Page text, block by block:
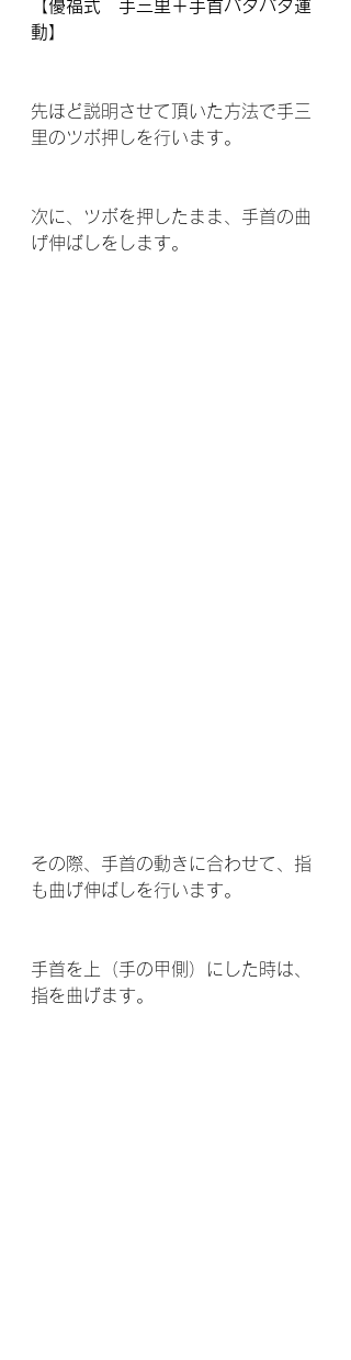
【優福式　手三里＋手首パタパタ運
動】
先ほど説明させて頂いた方法で手三
里のツボ押しを行います。
次に、ツボを押したまま、手首の曲
げ伸ばしをします。
その際、手首の動きに合わせて、指
も曲げ伸ばしを行います。
手首を上（手の甲側）にした時は、
指を曲げます。